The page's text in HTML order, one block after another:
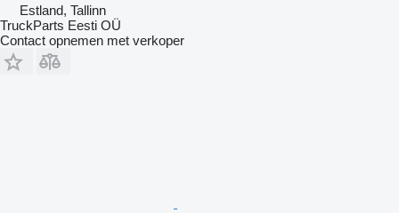
Estland, Tallinn
TruckParts Eesti OÜ
Contact opnemen met verkoper